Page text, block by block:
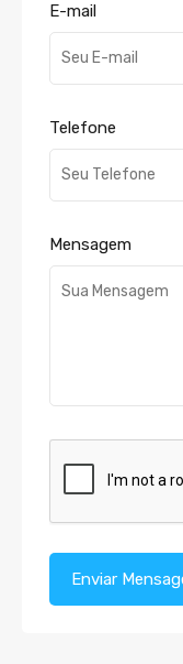
E-mail
Telefone
Mensagem